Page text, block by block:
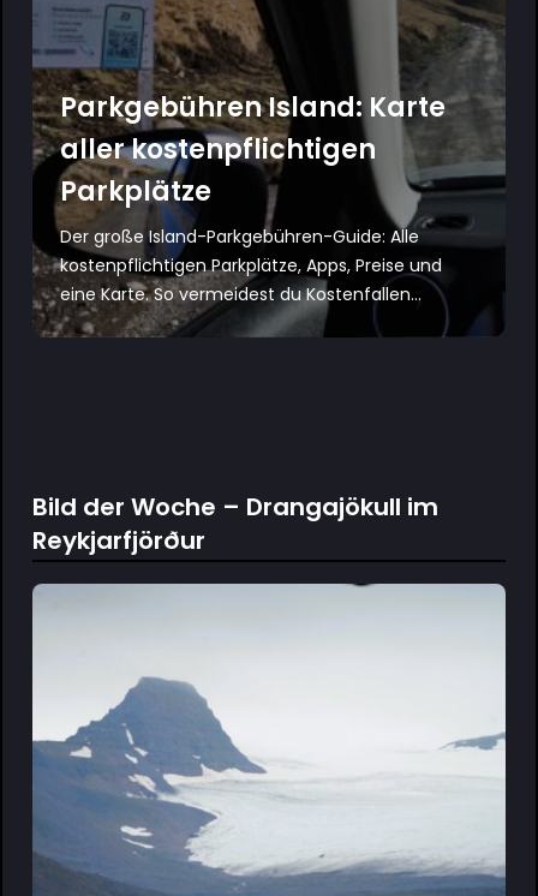
Parkgebühren Island: Karte
aller kostenpflichtigen
Parkplätze
Der große Island-Parkgebühren-Guide: Alle
kostenpflichtigen Parkplätze, Apps, Preise und
eine Karte. So vermeidest du Kostenfallen...
Bild der Woche – Drangajökull im
Reykjarfjörður